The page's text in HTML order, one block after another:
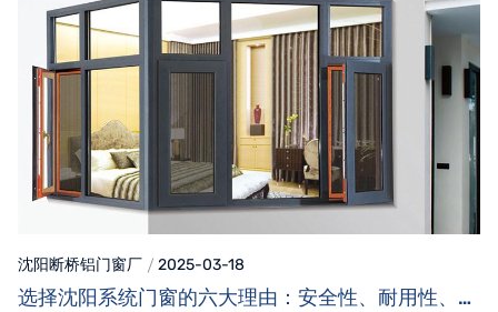
沈阳断桥铝门窗厂 2025-03-18
选择沈阳系统门窗的六大理由：安全性、耐用性、环